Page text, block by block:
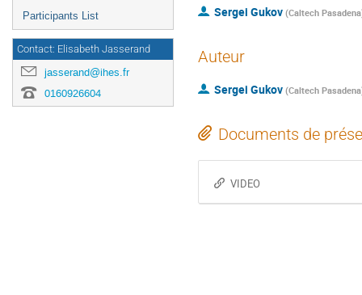
Participants List
Contact: Elisabeth Jasserand
jasserand@ihes.fr
0160926604
Sergei Gukov (Caltech Pasadena
Auteur
Sergei Gukov (Caltech Pasadena
Documents de
VIDEO